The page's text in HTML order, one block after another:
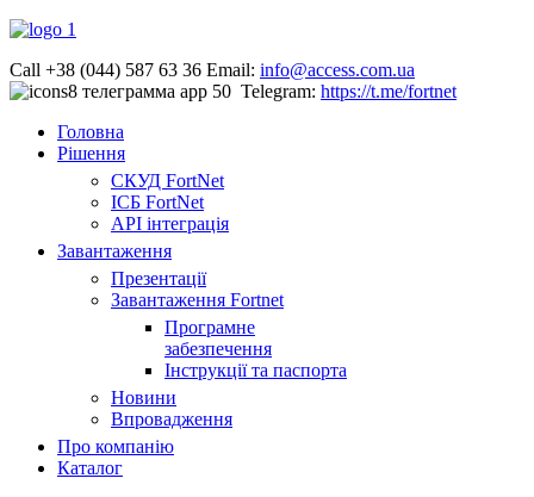
Call +38 (044) 587 63 36 Email: info@access.com.ua
Telegram: https://t.me/fortnet
Головна
Рішення
СКУД FortNet
ІСБ FortNet
API інтеграція
Завантаження
Презентації
Завантаження Fortnet
Програмне
забезпечення
Інструкції та паспорта
Новини
Впровадження
Про компанію
Каталог